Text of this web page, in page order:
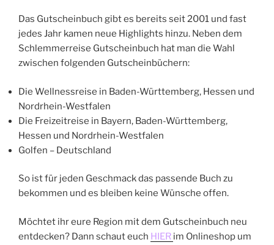
Das Gutscheinbuch gibt es bereits seit 2001 und fast
jedes Jahr kamen neue Highlights hinzu. Neben dem
Schlemmerreise Gutscheinbuch hat man die Wahl
zwischen folgenden Gutscheinbüchern:
Die Wellnessreise in Baden-Württemberg, Hessen und
Nordrhein-Westfalen
Die Freizeitreise in Bayern, Baden-Württemberg,
Hessen und Nordrhein-Westfalen
Golfen – Deutschland
So ist für jeden Geschmack das passende Buch zu
bekommen und es bleiben keine Wünsche offen.
Möchtet ihr eure Region mit dem Gutscheinbuch neu
entdecken? Dann schaut euch HIER im Onlineshop um